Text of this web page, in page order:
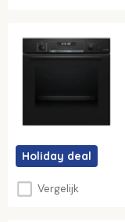
Holiday deal
Vergelijk